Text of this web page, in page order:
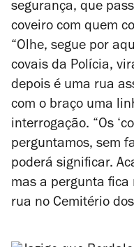
segurança, que
coveiro com quem
“Olhe, segue por
covais da Polícia,
depois é uma rua
com o braço uma
interrogação. “Os
perguntamos, sem
poderá significar.
mas a pergunta fica
rua no Cemitério